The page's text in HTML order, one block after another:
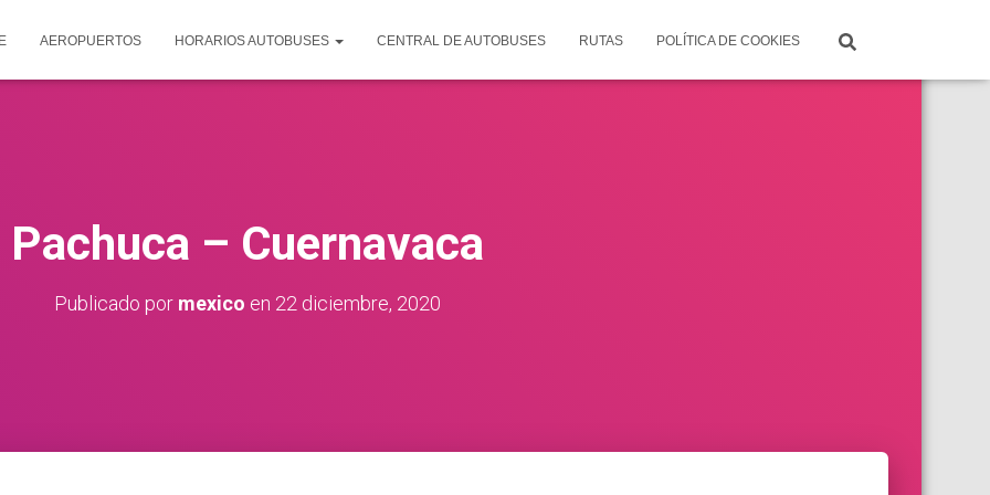
AEROPUERTOS HORARIOS AUTOBUSES CENTRAL DE AUTOBUSES RUTAS POLÍTICA DE COOKIES
Pachuca – Cuernavaca
Publicado por mexico en 22 diciembre, 2020